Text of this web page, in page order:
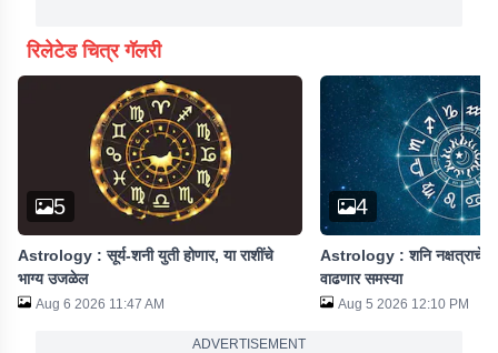
रिलेटेड चित्र गॅलरी
5
Astrology : सूर्य-शनी युती होणार, या राशींचे
भाग्य उजळेल
Aug 6 2026 11:47 AM
4
Astrology : शनि नक्षत्राचे
वाढणार समस्या
Aug 5 2026 12:10 PM
ADVERTISEMENT